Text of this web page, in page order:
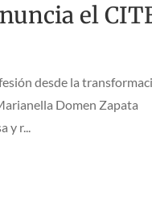
el
desde la
Domen Zapata
y r...